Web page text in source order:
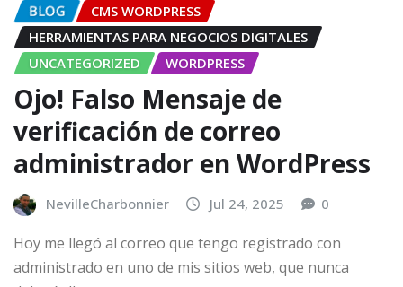
BLOG
CMS WORDPRESS
HERRAMIENTAS PARA NEGOCIOS DIGITALES
UNCATEGORIZED
WORDPRESS
Ojo! Falso Mensaje de
verificación de correo
administrador en WordPress
NevilleCharbonnier Jul 24, 2025 0
Hoy me llegó al correo que tengo registrado con
administrado en uno de mis sitios web, que nunca